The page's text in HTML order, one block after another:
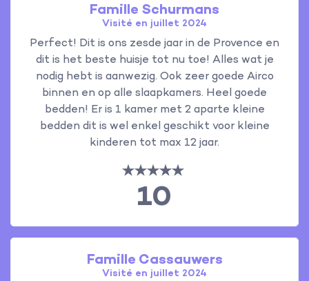
Famille Schurmans
Visité en juillet 2024
Perfect! Dit is ons zesde jaar in de Provence en
dit is het beste huisje tot nu toe! Alles wat je
nodig hebt is aanwezig. Ook zeer goede Airco
binnen en op alle slaapkamers. Heel goede
bedden! Er is 1 kamer met 2 aparte kleine
bedden dit is wel enkel geschikt voor kleine
kinderen tot max 12 jaar.
10
Famille Cassauwers
Visité en juillet 2024